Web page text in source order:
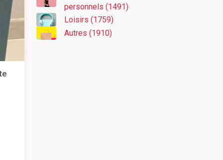
personnels (1491)
Loisirs (1759)
Autres (1910)